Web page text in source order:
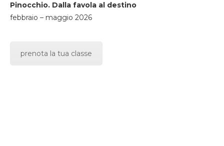
Pinocchio. Dalla favola al destino
febbraio – maggio 2026
prenota la tua classe